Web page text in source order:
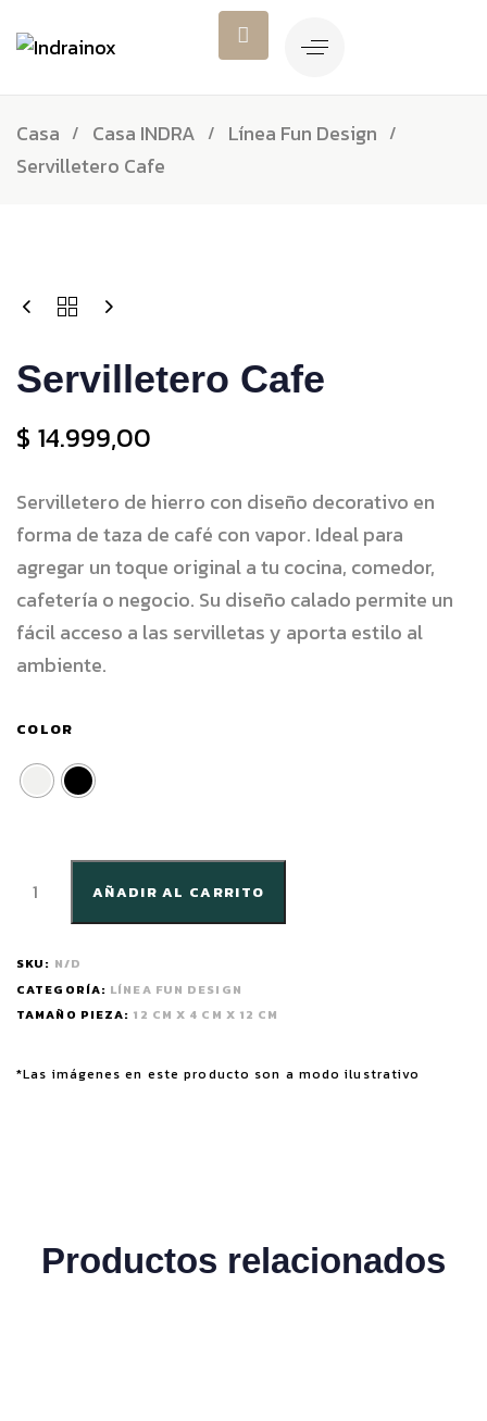
Casa Casa INDRA
Línea Fun Design
Servilletero Cafe
Servilletero Cafe
$ 14.999,00
Servilletero de hierro con diseño decorativo en
forma de taza de café con vapor. Ideal para
agregar un toque original a tu cocina, comedor,
cafetería o negocio. Su diseño calado permite un
fácil acceso a las servilletas y aporta estilo al
ambiente.
COLOR
AÑADIR AL CARRITO
SKU: N/D
CATEGORÍA: LÍNEA FUN DESIGN
TAMAÑO PIEZA: 12 CM X 4 CM X 12 CM
*Las imágenes en este producto son a modo ilustrativo
Productos relacionados